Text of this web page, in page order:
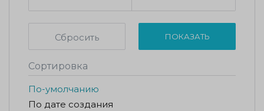
Сбросить ПОКАЗАТЬ
Сортировка
По-умолчанию
По дате создания